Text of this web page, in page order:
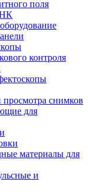
поля
НК
контроля
просмотра снимков
для
материалы для
и